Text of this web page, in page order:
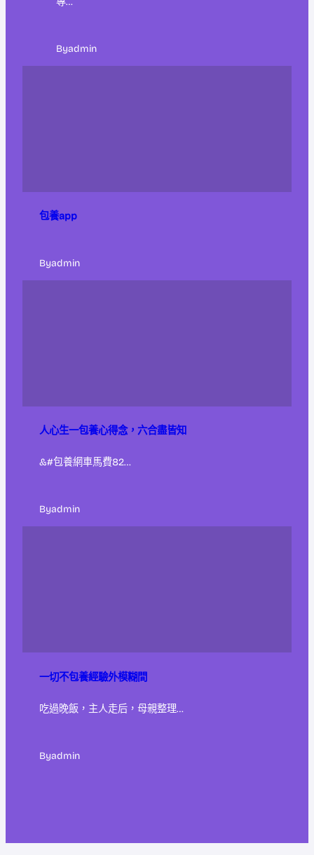
Byadmin
包養app
Byadmin
人心生一包養心得念，六合盡皆知
&#包養網車馬費82…
Byadmin
一切不包養經驗外模糊間
吃過晚飯，主人走后，母親整理…
Byadmin